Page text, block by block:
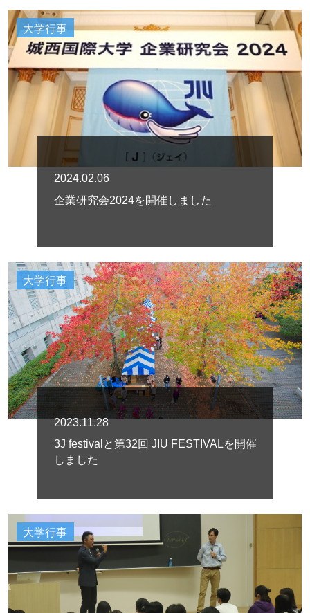
大学行事
2024.02.06
企業研究会2024を開催しました
大学行事
2023.11.28
3J festivalと第32回 JIU FESTIVALを開催
しました
大学行事